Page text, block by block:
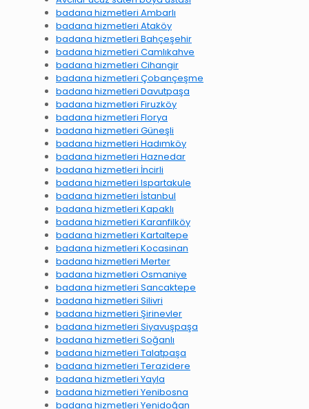
badana hizmetleri Ambarlı
badana hizmetleri Ataköy
badana hizmetleri Bahçeşehir
badana hizmetleri Camlıkahve
badana hizmetleri Cihangir
badana hizmetleri Çobançeşme
badana hizmetleri Davutpaşa
badana hizmetleri Firuzköy
badana hizmetleri Florya
badana hizmetleri Güneşli
badana hizmetleri Hadımköy
badana hizmetleri Haznedar
badana hizmetleri İncirli
badana hizmetleri Ispartakule
badana hizmetleri İstanbul
badana hizmetleri Kapaklı
badana hizmetleri Karanfilköy
badana hizmetleri Kartaltepe
badana hizmetleri Kocasinan
badana hizmetleri Merter
badana hizmetleri Osmaniye
badana hizmetleri Sancaktepe
badana hizmetleri Silivri
badana hizmetleri Şirinevler
badana hizmetleri Siyavuşpaşa
badana hizmetleri Soğanlı
badana hizmetleri Talatpaşa
badana hizmetleri Terazidere
badana hizmetleri Yayla
badana hizmetleri Yenibosna
badana hizmetleri Yenidoğan